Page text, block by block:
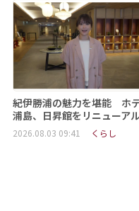
紀伊勝浦の魅力を堪能 ホ
浦島、日昇館をリニューア
2026.08.03 09:41 くらし